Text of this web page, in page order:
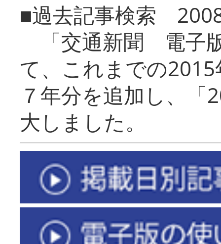
■過去記事検索
「交通新聞 電子
て、これまでの
７年分を追加し、「
大しまし